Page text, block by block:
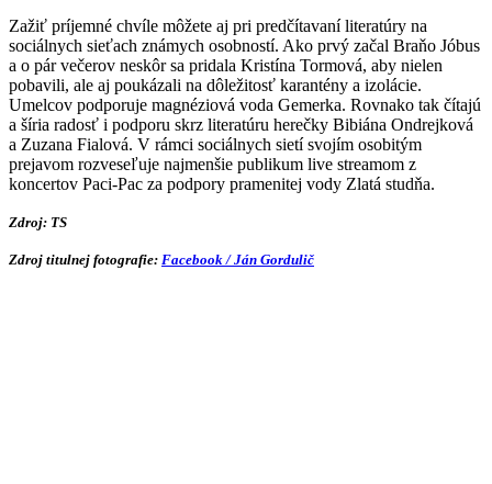
Zažiť príjemné chvíle môžete aj pri predčítavaní literatúry na
sociálnych sieťach známych osobností. Ako prvý začal Braňo Jóbus
a o pár večerov neskôr sa pridala Kristína Tormová, aby nielen
pobavili, ale aj poukázali na dôležitosť karantény a izolácie.
Umelcov podporuje magnéziová voda Gemerka. Rovnako tak čítajú
a šíria radosť i podporu skrz literatúru herečky Bibiána Ondrejková
a Zuzana Fialová. V rámci sociálnych sietí svojím osobitým
prejavom rozveseľuje najmenšie publikum live streamom z
koncertov Paci-Pac za podpory pramenitej vody Zlatá studňa.
Zdroj: TS
Zdroj titulnej fotografie: Facebook / Ján Gordulič